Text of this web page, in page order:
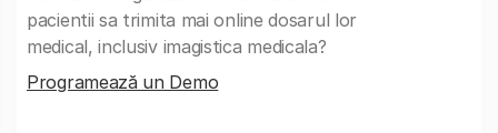
pacientii sa trimita mai online dosarul lor
medical, inclusiv imagistica medicala?
Programează un Demo